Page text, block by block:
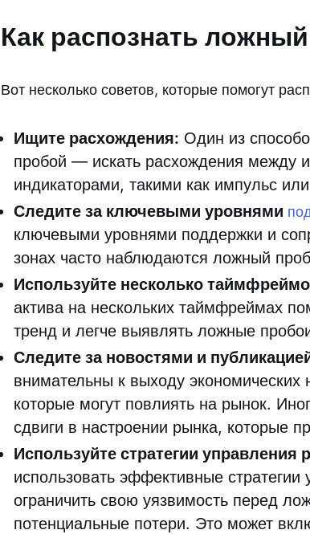
Как распознать
Вот несколько советов, которые помогут
Ищите расхождения: Один из
пробой — искать расхождения между
индикаторами, такими как импульс
Следите за ключевыми уровнями
ключевыми уровнями поддержки и
зонах часто наблюдаются ложный
Используйте несколько
актива на нескольких таймфреймах
тренд и легче выявлять ложные
Следите за новостями и
внимательны к выходу экономических
которые могут повлиять на рынок.
сдвиги в настроении рынка, которые
Используйте стратегии управления
использовать эффективные
ограничить свою уязвимость перед
потенциальные потери. Это может